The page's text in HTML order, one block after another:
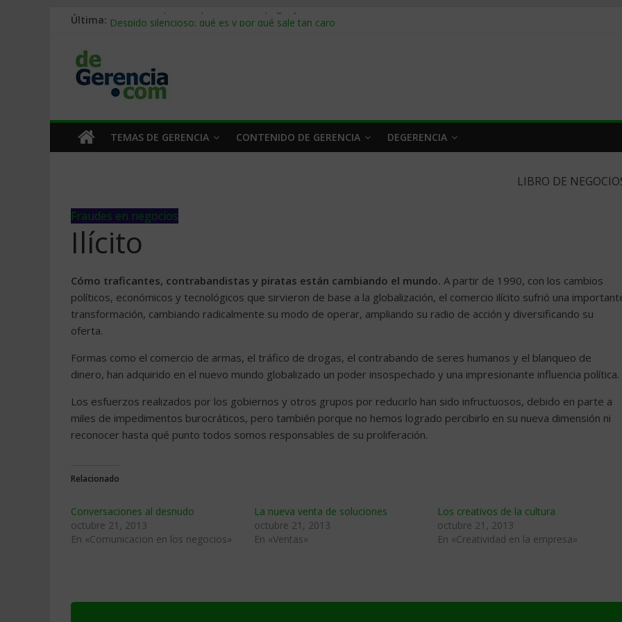
Última: Stablecoins para empresas: cómo pagar y cobrar en 2026
Trabajo forzoso en la cadena de suministro: qué hacer
Mercado hispano de EE. UU.: cómo segmentarlo y venderle
TEMAS DE GERENCIA CONTENIDO DE GERENCIA DEGERENCIA
LIBRO DE
Fraudes en negocios
Ilícito
Cómo traficantes, contrabandistas y piratas están cambiando el mundo. A partir de 1990, con los cambios
políticos, económicos y tecnológicos que sirvieron de base a la globalización, el comercio ilícito sufrió una
transformación, cambiando radicalmente su modo de operar, ampliando su radio de acción y diversificando su
oferta.
Formas como el comercio de armas, el tráfico de drogas, el contrabando de seres humanos y el blanqueo de
dinero, han adquirido en el nuevo mundo globalizado un poder insospechado y una impresionante influencia política.
Los esfuerzos realizados por los gobiernos y otros grupos por reducirlo han sido infructuosos, debido en parte a
miles de impedimentos burocráticos, pero también porque no hemos logrado percibirlo en su nueva dimensión ni
reconocer hasta qué punto todos somos responsables de su proliferación.
Relacionado
Conversaciones al desnudo
octubre 21, 2013
En «Comunicacion en los negocios»
La nueva venta de soluciones
octubre 21, 2013
En «Ventas»
Los creativos de la cultura
octubre 21, 2013
En «Creatividad en la empresa»